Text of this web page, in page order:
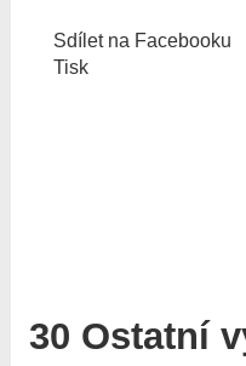
Sdílet na Facebooku
Tisk
30 Ostatní